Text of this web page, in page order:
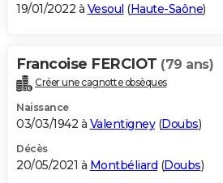
19/01/2022 à Vesoul (Haute-Saône)
Francoise FERCIOT (79 ans)
Créer une cagnotte obsèques
Naissance
03/03/1942 à Valentigney(Doubs)
Décès
20/05/2021 à Montbéliard (Doubs)